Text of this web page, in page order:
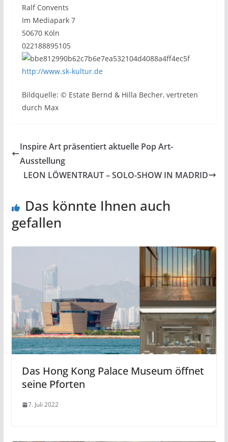
Ralf Convents
Im Mediapark 7
50670 Köln
022188895105
http://www.sk-kultur.de
Bildquelle: © Estate Bernd & Hilla Becher, vertreten
durch Max
Inspire Art präsentiert aktuelle Pop Art-
Ausstellung
LEON LÖWENTRAUT – SOLO-SHOW IN MADRID
Das könnte Ihnen auch
gefallen
Das Hong Kong Palace Museum öffnet
seine Pforten
7. Juli 2022